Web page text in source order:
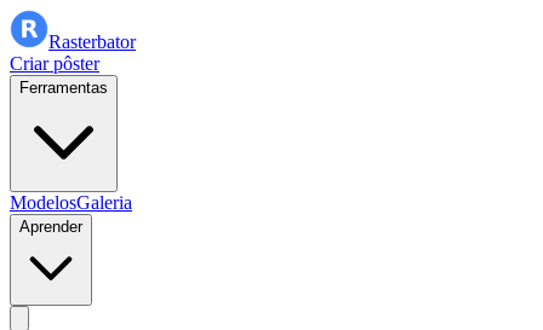
Rasterbator
Criar pôster
Ferramentas
ModelosGaleria
Aprender